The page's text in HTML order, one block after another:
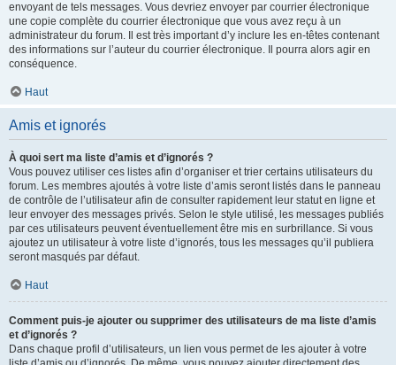
envoyant de tels messages. Vous devriez envoyer par courrier électronique
une copie complète du courrier électronique que vous avez reçu à un
administrateur du forum. Il est très important d’y inclure les en-têtes contenant
des informations sur l’auteur du courrier électronique. Il pourra alors agir en
conséquence.
Haut
Amis et ignorés
À quoi sert ma liste d’amis et d’ignorés ?
Vous pouvez utiliser ces listes afin d’organiser et trier certains utilisateurs du
forum. Les membres ajoutés à votre liste d’amis seront listés dans le panneau
de contrôle de l’utilisateur afin de consulter rapidement leur statut en ligne et
leur envoyer des messages privés. Selon le style utilisé, les messages publiés
par ces utilisateurs peuvent éventuellement être mis en surbrillance. Si vous
ajoutez un utilisateur à votre liste d’ignorés, tous les messages qu’il publiera
seront masqués par défaut.
Haut
Comment puis-je ajouter ou supprimer des utilisateurs de ma liste d’amis
et d’ignorés ?
Dans chaque profil d’utilisateurs, un lien vous permet de les ajouter à votre